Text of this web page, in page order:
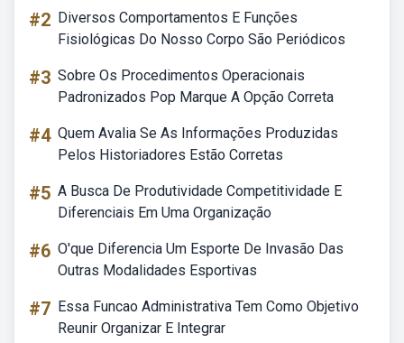
#2 Diversos Comportamentos E Funções
Fisiológicas Do Nosso Corpo São Periódicos
#3 Sobre Os Procedimentos Operacionais
Padronizados Pop Marque A Opção Correta
#4 Quem Avalia Se As Informações Produzidas
Pelos Historiadores Estão Corretas
#5 A Busca De Produtividade Competitividade E
Diferenciais Em Uma Organização
#6 O'que Diferencia Um Esporte De Invasão Das
Outras Modalidades Esportivas
#7 Essa Funcao Administrativa Tem Como Objetivo
Reunir Organizar E Integrar